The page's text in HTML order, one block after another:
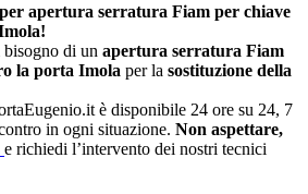
apertura serratura Fiam per chiave
di un apertura serratura Fiam
la porta Imola per la sostituzione della
è disponibile 24 ore su 24, 7
in ogni situazione. Non aspettare,
e richiedi l’intervento dei nostri tecnici